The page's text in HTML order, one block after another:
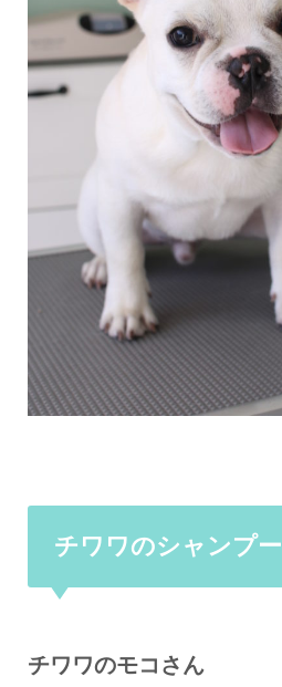
チワワのシャンプ
チワワのモコさん